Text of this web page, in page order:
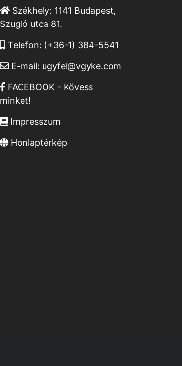
Székhely: 1141 Budapest,
Szugló utca 81.
Telefon: (+36-1) 384-5541
E-mail: ugyfel@vgyke.com
FACEBOOK - Kövess
minket!
Impresszum
Honlaptérkép